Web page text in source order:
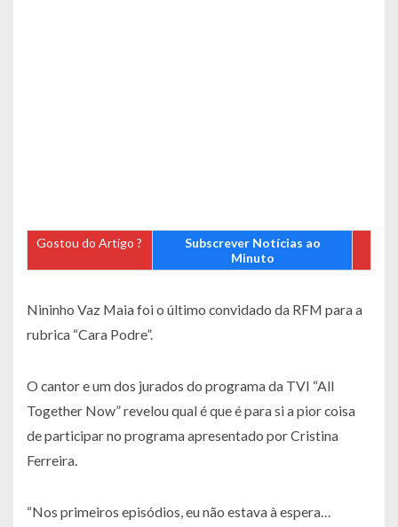
Gostou do Artigo ?
Subscrever Notícias ao
Minuto
Nininho Vaz Maia foi o último convidado da RFM para a
rubrica “Cara Podre”.
O cantor e um dos jurados do programa da TVI “All
Together Now” revelou qual é que é para si a pior coisa
de participar no programa apresentado por Cristina
Ferreira.
“Nos primeiros episódios, eu não estava à espera…